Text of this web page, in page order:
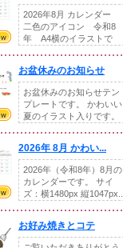
2026年8月 カレンダー
二色のアイコン 令和8
年 A4横のイラストで
お盆休みのお知らせ
お盆休みのお知らせテン
プレートです。 かわいい
夏のイラスト入りです。
2026年 8月 かわい...
2026年（令和8年）8月の
カレンダーです。 サイ
ズ：横1480px 縦1047px...
お好み焼きとコテ